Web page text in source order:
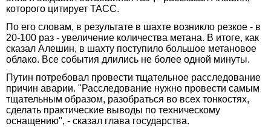
которого цитирует ТАСС.
По его словам, в результате в шахте возникло резкое - в
20-100 раз - увеличение количества метана. В итоге, как
сказал Алешин, в шахту поступило большое метановое
облако. Все события длились не более одной минуты.
Путин потребовал провести тщательное расследование
причин аварии. "Расследование нужно провести самым
тщательным образом, разобраться во всех тонкостях,
сделать практические выводы по техническому
оснащению", - сказал глава государства.